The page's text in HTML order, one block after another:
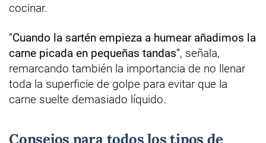
cocinar.
"Cuando la sartén empieza a humear añadimos la
carne picada en pequeñas tandas", señala,
remarcando también la importancia de no llenar
toda la superficie de golpe para evitar que la
carne suelte demasiado líquido.
Consejos para todos los tipos de